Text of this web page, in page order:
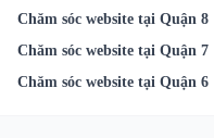
Chăm sóc website tại Quận 8
Chăm sóc website tại Quận 7
Chăm sóc website tại Quận 6